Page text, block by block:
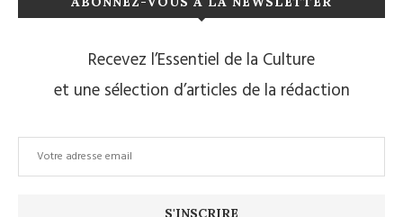
Recevez l’Essentiel de la Culture
et une sélection d’articles de la rédaction